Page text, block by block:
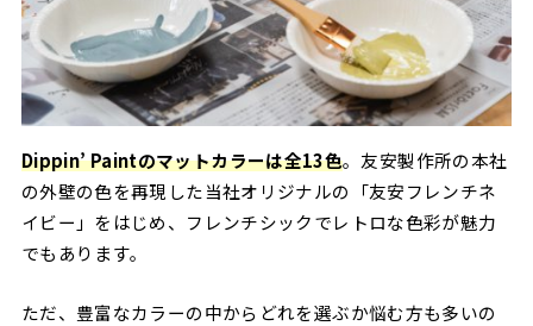
Dippin’ Paintのマットカラーは全13色。友安製作所の本社
の外壁の色を再現した当社オリジナルの「友安フレンチネ
イビー」をはじめ、フレンチシックでレトロな色彩が魅力
でもあります。
ただ、豊富なカラーの中からどれを選ぶか悩む方も多いの